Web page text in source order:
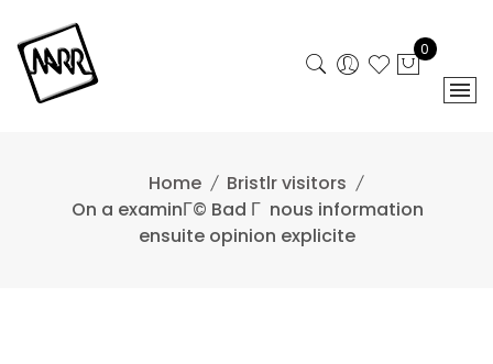
content
0
Home
Bristlr visitors
On a examinГ© Bad Г nous information
ensuite opinion explicite